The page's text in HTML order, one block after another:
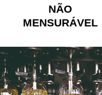
NÃO
MENSURÁVEL